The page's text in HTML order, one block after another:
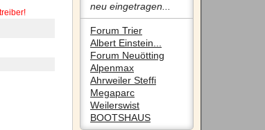
neu eingetragen...
Forum Trier
Albert Einstein...
Forum Neuötting
Alpenmax
Ahrweiler Steffi
Megaparc
Weilerswist
BOOTSHAUS